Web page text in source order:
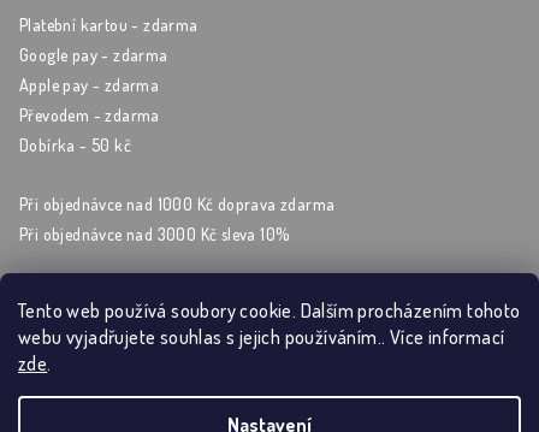
Tento web používá soubory cookie. Dalším procházením tohoto
webu vyjadřujete souhlas s jejich používáním.. Více informací
zde.
Nastavení
Platební kartou - zdarma
Google pay - zdarma
Apple pay - zdarma
Převodem - zdarma
Dobírka - 50 kč
Při objednávce nad 1000 Kč doprava zdarma
Při objednávce nad 3000 Kč sleva 10%
Sleduj nás na sockách